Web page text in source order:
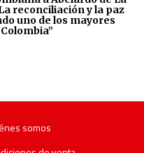
reconciliación y la paz
uno de los mayores
somos